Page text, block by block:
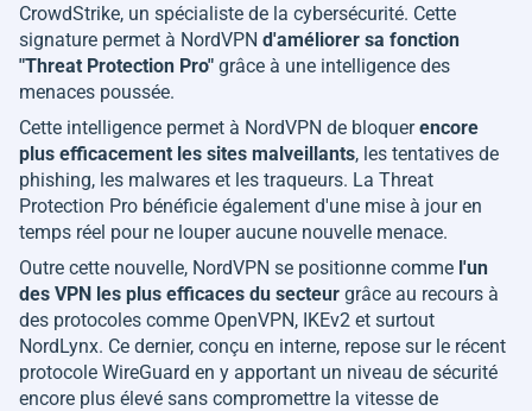
CrowdStrike, un spécialiste de la cybersécurité. Cette
signature permet à NordVPN d'améliorer sa fonction
"Threat Protection Pro" grâce à une intelligence des
menaces poussée.
Cette intelligence permet à NordVPN de bloquerencore
plus efficacement les sites malveillants, les tentatives de
phishing, les malwares et les traqueurs. La Threat
Protection Pro bénéficie également d'une mise à jour en
temps réel pour ne louper aucune nouvelle menace.
Outre cette nouvelle, NordVPN se positionne comme l'un
des VPN les plus efficaces du secteur grâce au recours à
des protocoles comme OpenVPN, IKEv2 et surtout
NordLynx. Ce dernier, conçu en interne, repose sur le récent
protocole WireGuard en y apportant un niveau de sécurité
encore plus élevé sans compromettre la vitesse de